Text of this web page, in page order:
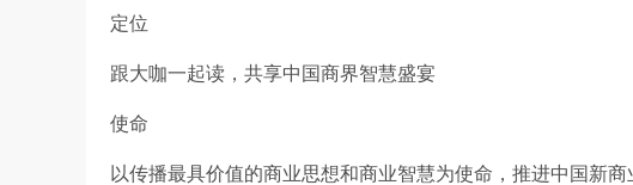
定位
跟大咖一起读，共享中国商界智慧盛宴
使命
以传播最具价值的商业思想和商业智慧为使命，推进中国新商